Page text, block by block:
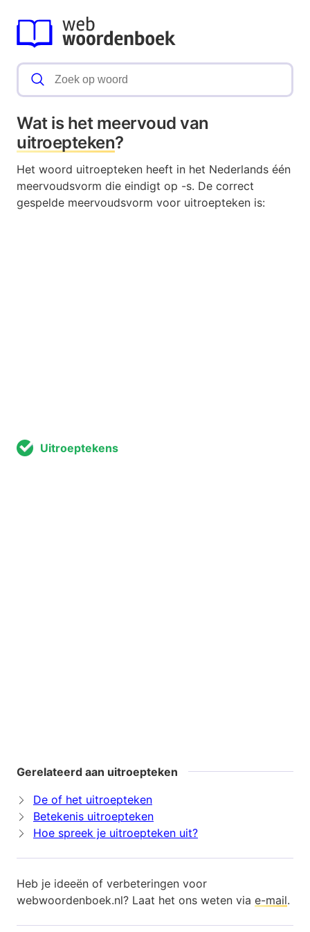
Wat is het meervoud van
uitroepteken?
Het woord uitroepteken heeft in het Nederlands één
meervoudsvorm die eindigt op -s. De correct
gespelde meervoudsvorm voor uitroepteken is:
Uitroeptekens
Gerelateerd aan uitroepteken
De of het uitroepteken
Betekenis uitroepteken
Hoe spreek je uitroepteken uit?
Heb je ideeën of verbeteringen voor
webwoordenboek.nl? Laat het ons weten via e-mail.